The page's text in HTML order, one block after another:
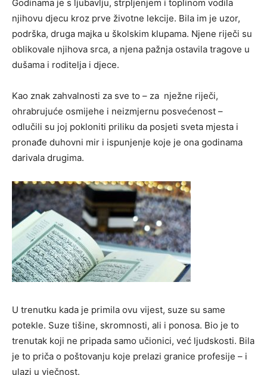
Godinama je s ljubavlju, strpljenjem i toplinom vodila
njihovu djecu kroz prve životne lekcije. Bila im je uzor,
podrška, druga majka u školskim klupama. Njene riječi su
oblikovale njihova srca, a njena pažnja ostavila tragove u
dušama i roditelja i djece.
Kao znak zahvalnosti za sve to – za nježne riječi,
ohrabrujuće osmijehe i neizmjernu posvećenost –
odlučili su joj pokloniti priliku da posjeti sveta mjesta i
pronađe duhovni mir i ispunjenje koje je ona godinama
darivala drugima.
U trenutku kada je primila ovu vijest, suze su same
potekle. Suze tišine, skromnosti, ali i ponosa. Bio je to
trenutak koji ne pripada samo učionici, već ljudskosti. Bila
je to priča o poštovanju koje prelazi granice profesije – i
ulazi u vječnost.